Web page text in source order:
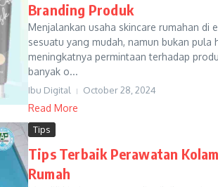
Branding Produk
Menjalankan usaha skincare rumahan di
sesuatu yang mudah, namun bukan pula
meningkatnya permintaan terhadap
banyak o...
Ibu Digital October 28, 2024
Read More
Tips
Tips Terbaik Perawatan
Rumah